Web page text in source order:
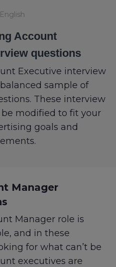
English
Account
questions
Executive interview
sample of
These interview
modified to fit your
goals and
Manager
Manager role is
and in these
for what can’t be
executives are